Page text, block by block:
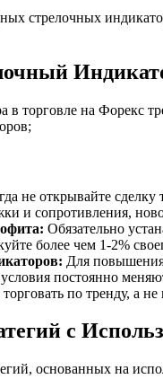
стрелочных
в торговле на Форекс
не открывайте сделку
и сопротивления,
Обязательно
более чем 1-2%
Для повышения
постоянно
торговать по тренду, а
с
основанных на